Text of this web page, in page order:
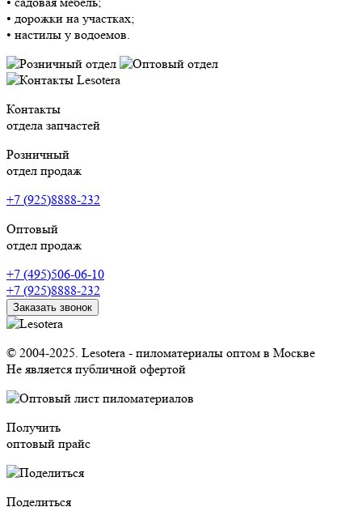
• дорожки на участках;
• настилы у водоемов.
Контакты
отдела запчастей
Розничный
отдел продаж
+7 (925)8888-232
Оптовый
отдел продаж
+7 (495)506-06-10
+7 (925)8888-232
Заказать звонок
© 2004-2025. Lesotera - пиломатериалы оптом в Москве
Не является публичной офертой
Получить
оптовый прайс
Поделиться